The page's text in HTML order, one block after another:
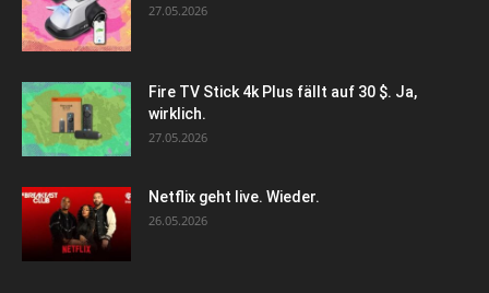
27.05.2026
Fire TV Stick 4k Plus fällt auf 30 $. Ja,
wirklich.
27.05.2026
Netflix geht live. Wieder.
26.05.2026